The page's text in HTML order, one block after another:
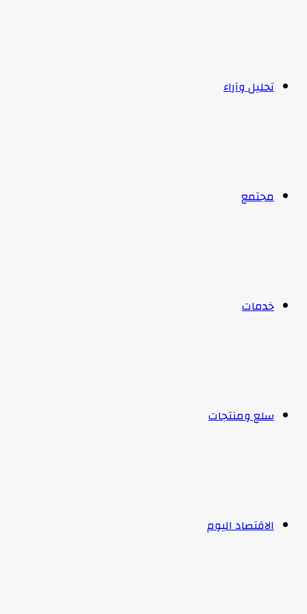
تحليل وآراء
مجتمع
خدمات
سلع ومنتجات
الاقتصاد اليوم